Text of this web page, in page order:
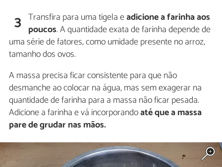
3 Transfira para uma tigela eadicione a farinha aos
poucos. A quantidade exata de farinha depende de
uma série de fatores, como umidade presente no arroz,
tamanho dos ovos.
A massa precisa ficar consistente para que não
desmanche ao colocar na água, mas sem exagerar na
quantidade de farinha para a massa não ficar pesada.
Adicione a farinha e vá incorporandoaté que a massa
pare de grudar nas mãos.